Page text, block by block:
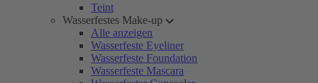
Teint
Wasserfestes Make-up
Alle anzeigen
Wasserfeste Eyeliner
Wasserfeste Foundation
Wasserfeste Mascara